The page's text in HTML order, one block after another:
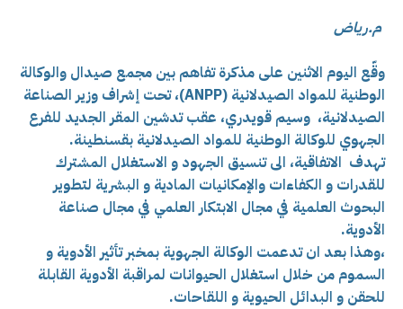
م.رياض
وقّع اليوم الاثنين على مذكرة تفاهم بين مجمع صيدال والوكالة
الوطنية للمواد الصيدلانية (ANPP)، تحت إ
شراف وزير الصناعة
الصيدلانية، وسيم قويدري، عقب تدشين المقر الجديد للفرع
الجهوي للوكالة الوطنية للمواد الصيدلانية بقسنطينة.
تهدف الاتفاقية، الى تنسيق الجهود و الاستغلال المشترك
للقدرات و الكفاءات والإمكانيات المادية و البشرية لتطوير
البحوث العلمية في مجال الابتكار العلمي في مجال صناعة
الأدوية.
،وهذا بعد ان تدعمت الوكالة الجهوية بمخبر تأثير الأدوية و
السموم من خلال استغلال الحيوانات لمراقبة الأدوية القابلة
للحقن و البدائل الحيوية و اللقاحات.